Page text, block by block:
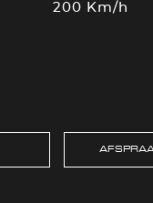
200 Km/h